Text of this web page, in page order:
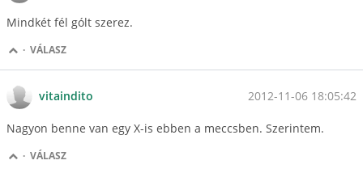
Mindkét fél gólt szerez.
· VÁLASZ
vitaindito 2012-11-06 18:05:42
Nagyon benne van egy X-is ebben a meccsben. Szerintem.
· VÁLASZ